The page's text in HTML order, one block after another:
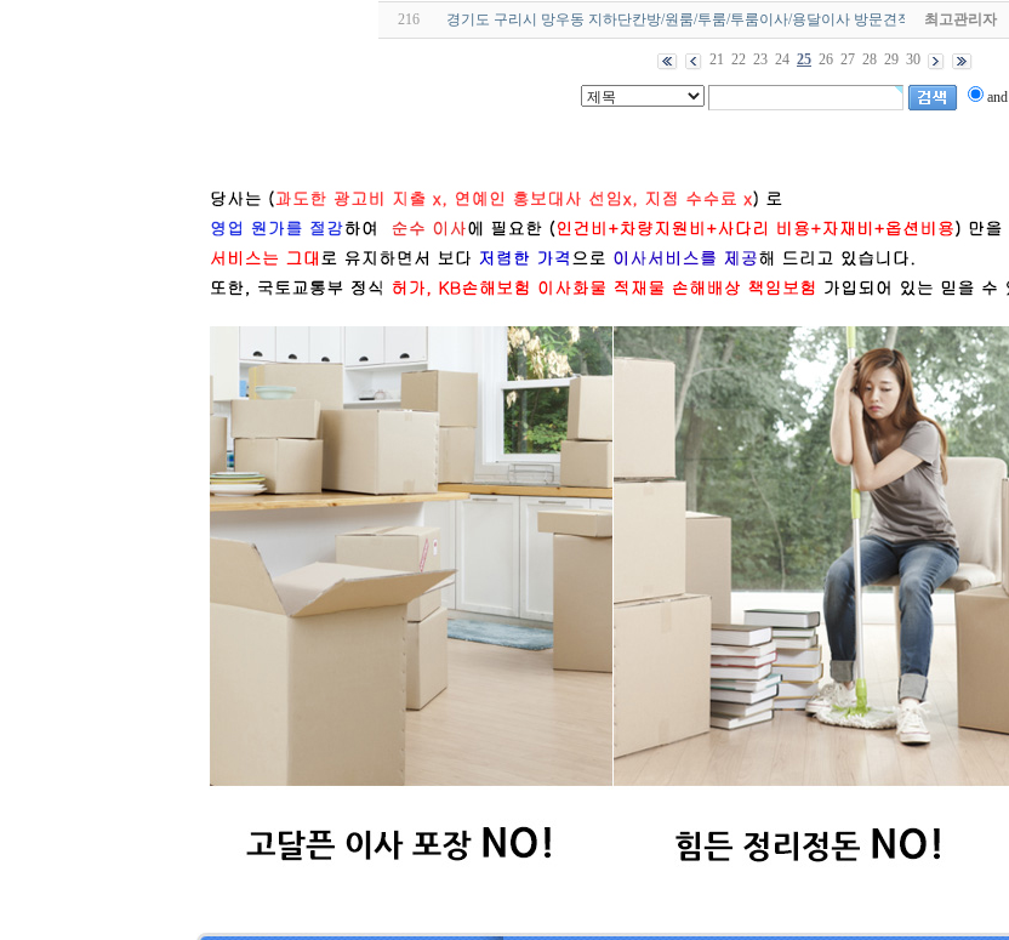
216 경기도 구리시 망우동 지하단칸방/원룸/투룸/투룸이사/용달이사 방문견적잘하는곳~!
최고관리자
21 22 23 24 25 26 27 28 29 30
and